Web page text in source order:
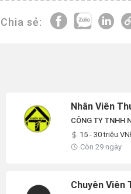
Chia sẻ:
Nhân Viên
CÔNG TY TNHH
15 - 30 triệu
Còn 29 ngày
Chuyên Viên